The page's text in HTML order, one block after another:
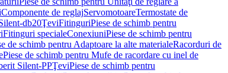
Componente de reglajServomotoareTermostate de
db20ŢeviFitinguriPiese de schimb pentru
Fitinguri specialeConexiuniPiese de schimb pentru
de schimb pentru Adaptoare la alte materialeRacorduri de
Piese de schimb pentru Mufe de racordare cu inel de
Silent-PPŢeviPiese de schimb pentru